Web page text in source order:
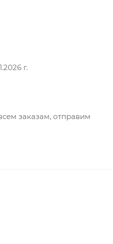
г.
заказам, отправим